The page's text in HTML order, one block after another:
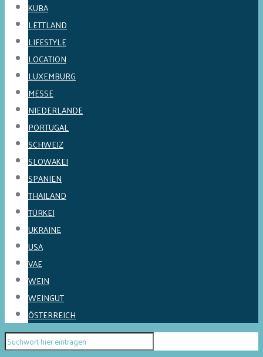
KUBA
LETTLAND
LIFESTYLE
LOCATION
LUXEMBURG
MESSE
NIEDERLANDE
PORTUGAL
SCHWEIZ
SLOWAKEI
SPANIEN
THAILAND
TÜRKEI
UKRAINE
USA
VAE
WEIN
WEINGUT
ÖSTERREICH